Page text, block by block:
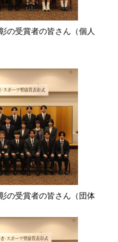
の受賞者の皆さん（個人
の受賞者の皆さん（団体